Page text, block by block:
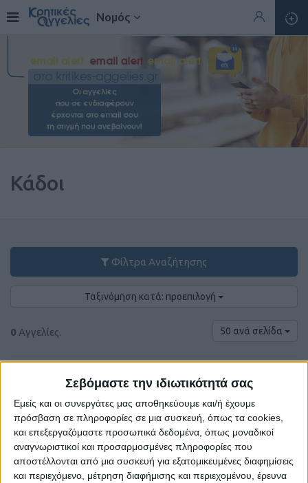
Σεβόμαστε την ιδιωτικότητά σας
Εμείς και οι συνεργάτες μας αποθηκεύουμε και/ή έχουμε
πρόσβαση σε πληροφορίες σε μια συσκευή, όπως τα cookies,
και επεξεργαζόμαστε προσωπικά δεδομένα, όπως μοναδικοί
αναγνωριστικοί και προσαρμοσμένες πληροφορίες που
αποστέλλονται από μια συσκευή για εξατομικευμένες διαφημίσεις
και περιεχόμενο, μέτρηση διαφήμισης και περιεχομένου, έρευνα
Νομός
Κάδοι
Φίλτρα Αναζήτησης
Ταξινόμηση κατά: προεπιλογή
0 Αγγελίες. 50 ανά σελίδα